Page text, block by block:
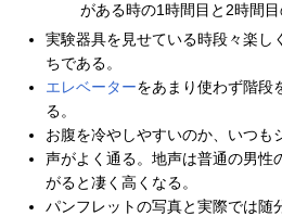
がある時の1時間目と2時間目
実験器具を見せている時段々楽し
ちである。
エレベーターをあまり使わず階段
る。
お腹を冷やしやすいのか、いつも
声がよく通る。地声は普通の男性
がると凄く高くなる。
パンフレットの写真と実際では随